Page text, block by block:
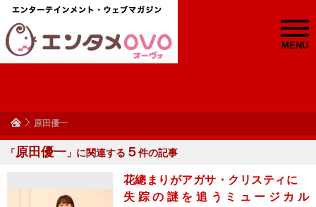
MENU
原田優一
「原田優一 」に関連する ５件の記事
花總まりがアガサ・クリスティに
失踪の謎を追うミュージカル